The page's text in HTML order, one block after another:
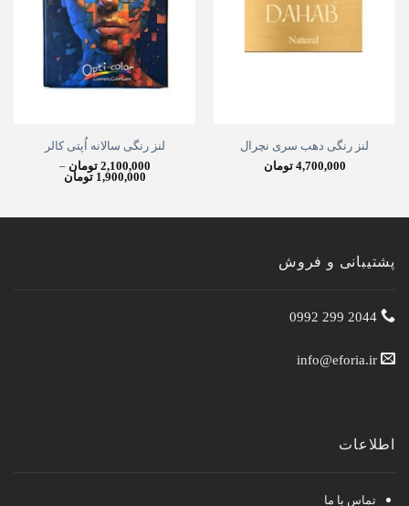
لنز رنگی دهب سری نچرال
4,700,000 تومان
لنز رنگی سالانه اُپتی کالر
2,100,000 تومان –
1,900,000 تومان
2,100,000 تومان
پشتیبانی و فروش
2044 299 0992
info@eforia.ir
اطلاعات
تماس با ما